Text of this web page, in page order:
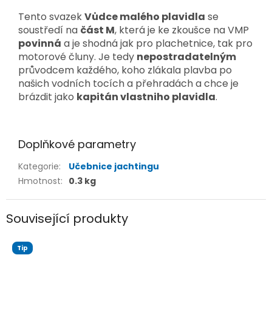
Tento svazekVůdce malého plavidla se
soustředí na část M, která je ke zkoušce na VMP
povinná a je shodná jak pro plachetnice, tak pro
motorové čluny. Je tedy nepostradatelným
průvodcem každého, koho zlákala plavba po
našich vodních tocích a přehradách a chce je
brázdit jako kapitán vlastniho plavidla.
Doplňkové parametry
Kategorie:
Učebnice jachtingu
Hmotnost: 0.3 kg
Související produkty
Tip